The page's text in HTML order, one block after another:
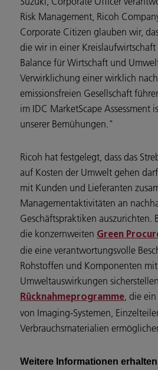
Risk Management, Ricoh
Corporate Citizen glauben wir,
die wir in einer
Balance für Wirtschaft und
Verwirklichung einer wirklich
emissionsfreien Gesellschaft
im IDC MarketScape Assessment
unserer Bemühungen."
Ricoh hat festgelegt, dass das
auf Kosten der Umwelt gehen
mit Kunden und Lieferanten
Managementaktivitäten an
Geschäftspraktiken auszurichten.
die konzernweiten Green
die eine verantwortungsvolle
Rohstoffen und Komponenten
Umweltauswirkungen
Rücknahmeprogramme, die
von Imaging-Systemen,
Verbrauchsmaterialien
Weitere Informationen